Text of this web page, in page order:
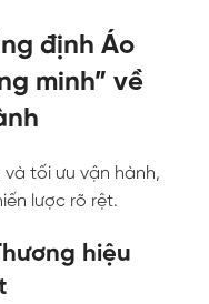
định Áo
minh” về
tối ưu vận hành,
lược rõ rệt.
hiệu